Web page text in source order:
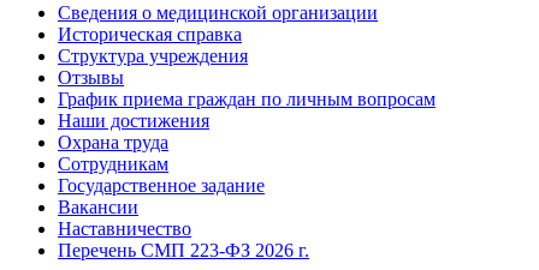
Сведения о медицинской организации
Историческая справка
Структура учреждения
Отзывы
График приема граждан по личным вопросам
Наши достижения
Охрана труда
Сотрудникам
Государственное задание
Вакансии
Наставничество
Перечень СМП 223-ФЗ 2026 г.